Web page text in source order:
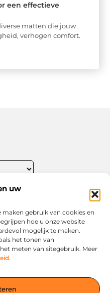
uw
gebruik van cookies en
hoe u onze website
mogelijk te maken.
het tonen van
meten van sitegebruik. Meer
.
een effectieve
matten die jouw
verhogen comfort.
inzichten en praktische